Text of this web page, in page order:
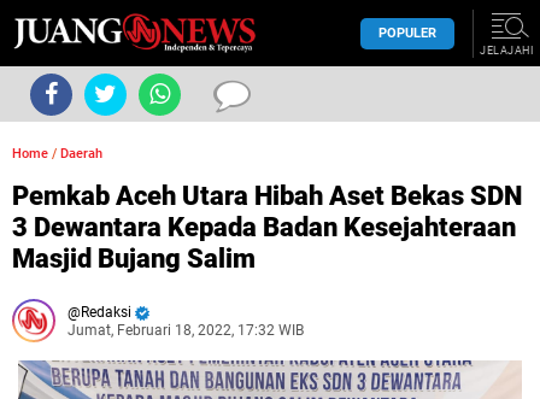
POPULER
JELAJAHI
Home / Daerah
Pemkab Aceh Utara Hibah Aset Bekas SDN
3 Dewantara Kepada Badan Kesejahteraan
Masjid Bujang Salim
Redaksi
Jumat, Februari 18, 2022, 17:32 WIB